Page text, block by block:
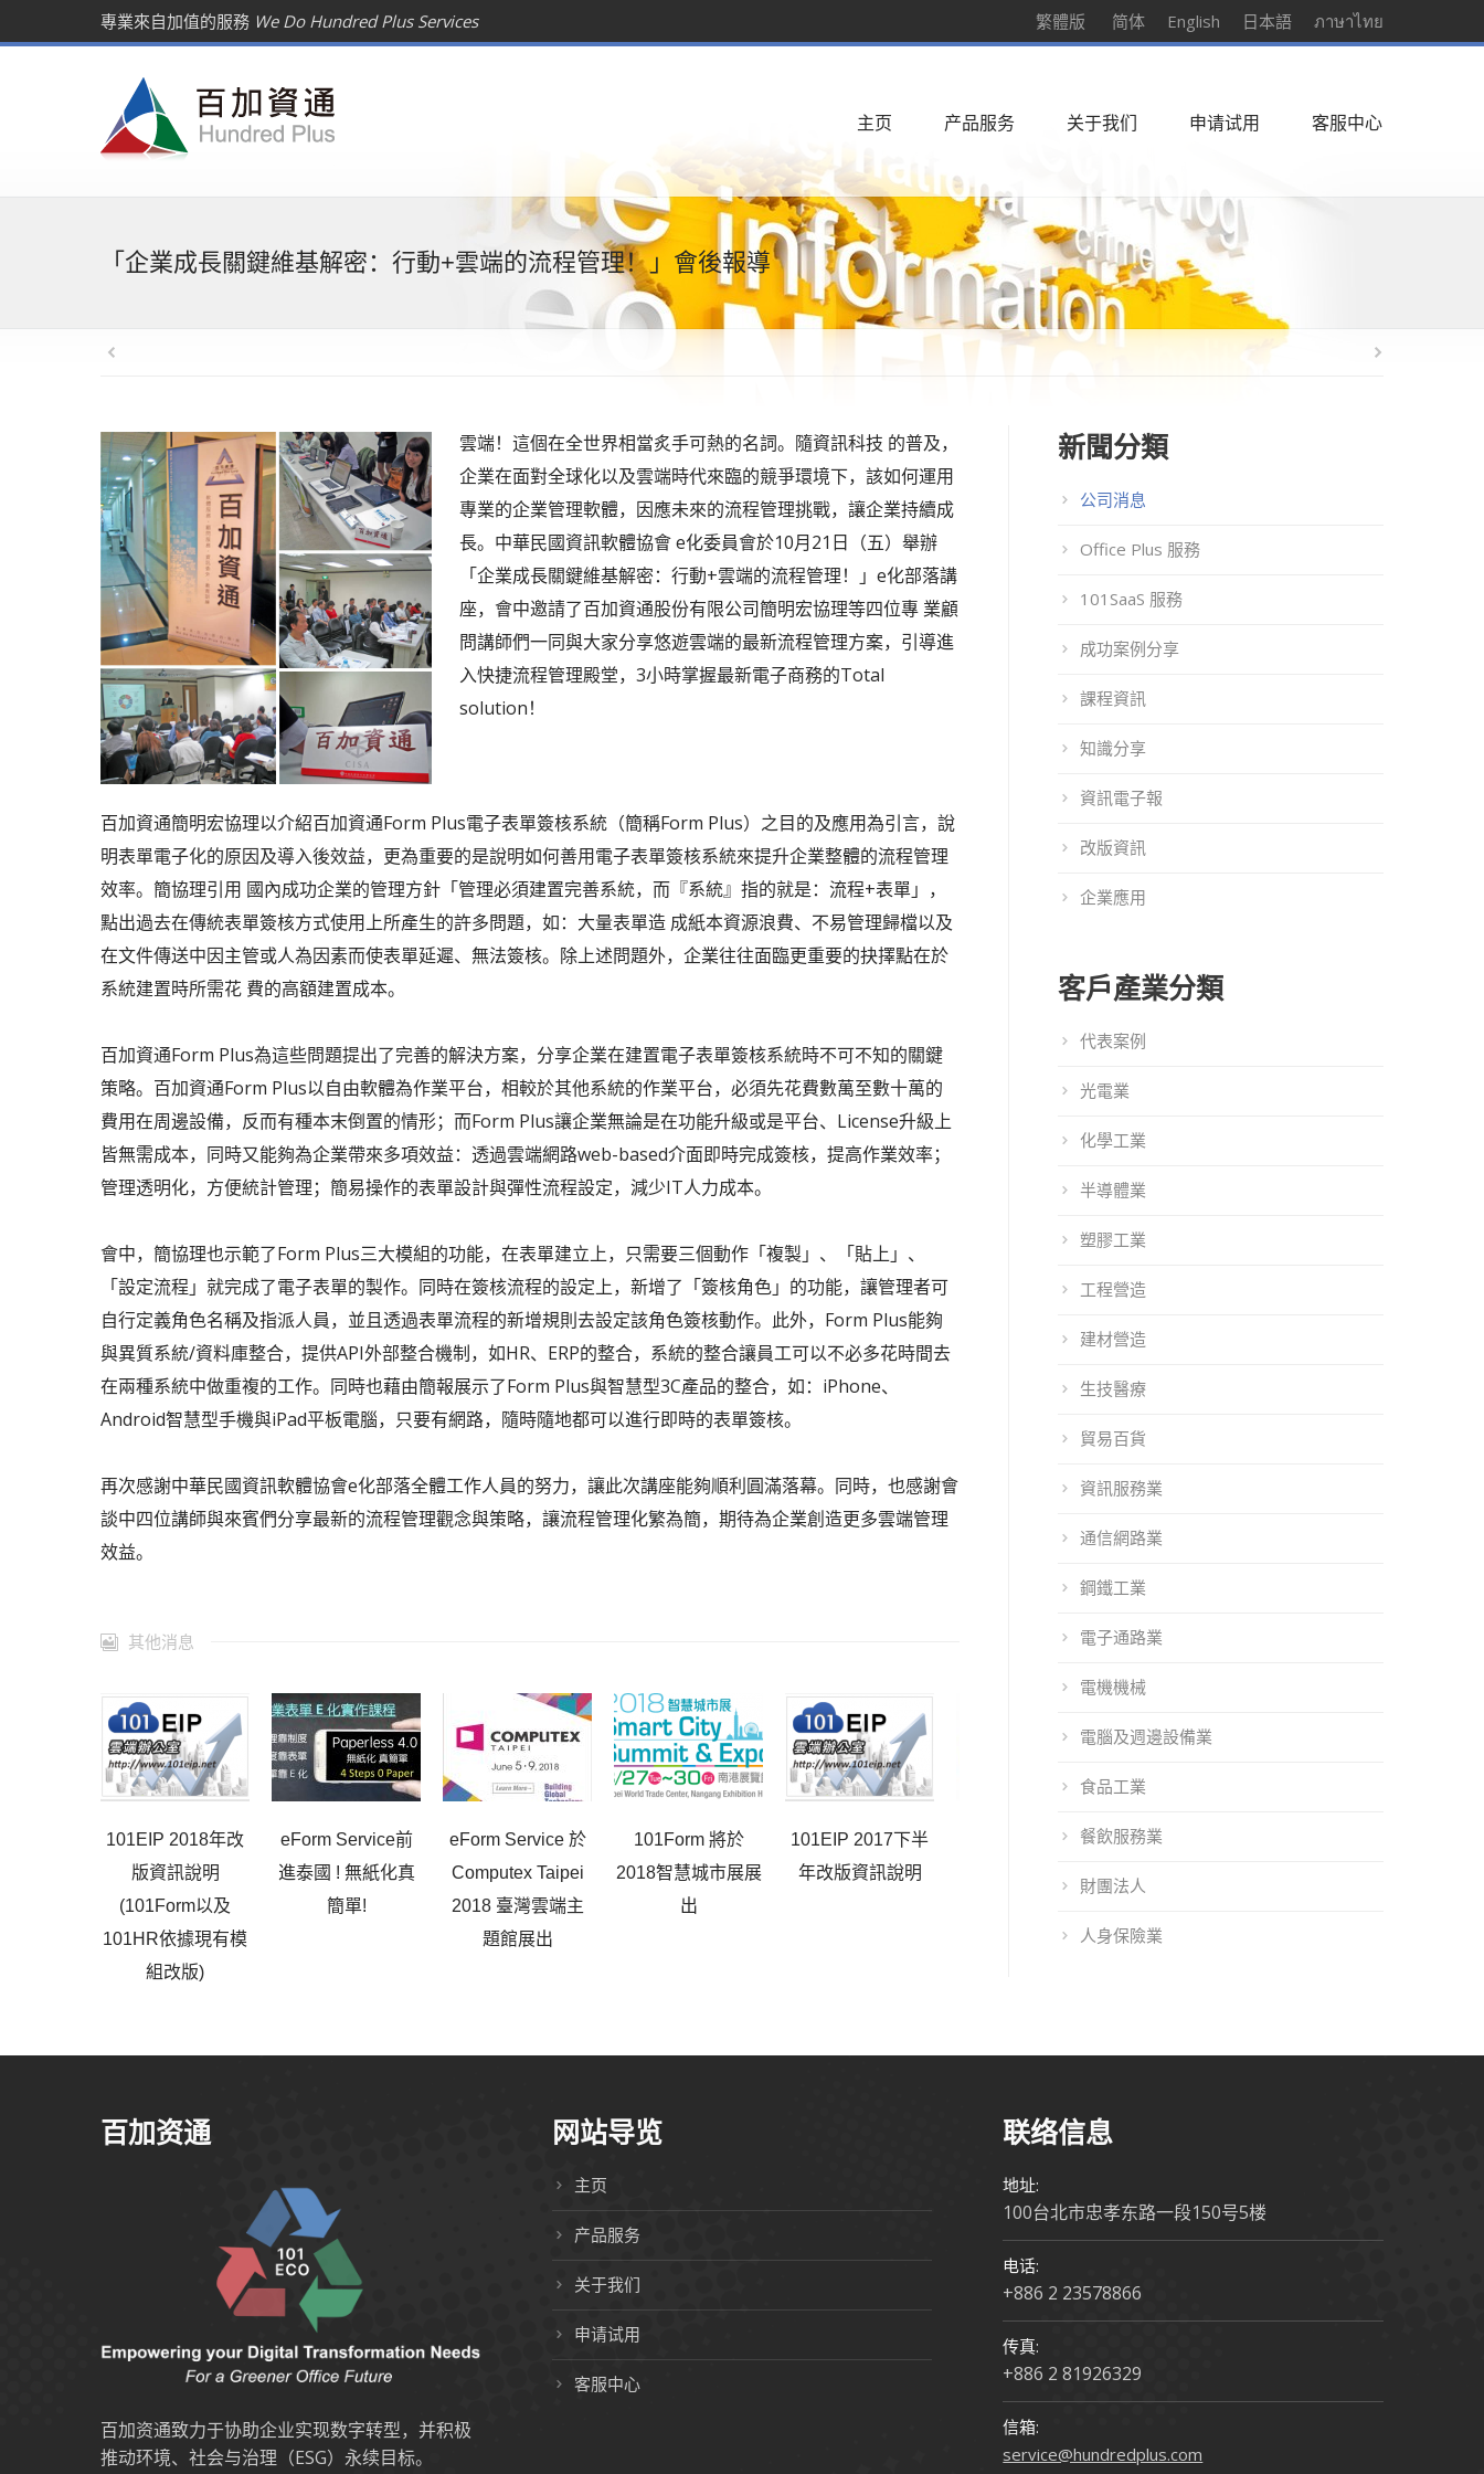
專業來自加值的服務 We Do Hundred Plus Services 繁體版 简体 English 日本語 ภาษาไทย
主页 产品服务 关于我们 申请试用 客服中心
「企業成長關鍵維基解密：行動+雲端的流程管理！」會後報導
雲端！這個在全世界相當炙手可熱的名詞。隨資訊科技 的普及，
企業在面對全球化以及雲端時代來臨的競爭環境下，該如何運用
專業的企業管理軟體，因應未來的流程管理挑戰，讓企業持續成
長。中華民國資訊軟體協會 e化委員會於10月21日（五）舉辦
「企業成長關鍵維基解密：行動+雲端的流程管理！」e化部落講
座，會中邀請了百加資通股份有限公司簡明宏協理等四位專 業顧
問講師們一同與大家分享悠遊雲端的最新流程管理方案，引導進
入快捷流程管理殿堂，3小時掌握最新電子商務的Total
solution！
百加資通簡明宏協理以介紹百加資通Form Plus電子表單簽核系統（簡稱Form Plus）之目的及應用為引言，說
明表單電子化的原因及導入後效益，更為重要的是說明如何善用電子表單簽核系統來提升企業整體的流程管理
效率。簡協理引用 國內成功企業的管理方針「管理必須建置完善系統，而『系統』指的就是：流程+表單」，
點出過去在傳統表單簽核方式使用上所產生的許多問題，如：大量表單造 成紙本資源浪費、不易管理歸檔以及
在文件傳送中因主管或人為因素而使表單延遲、無法簽核。除上述問題外，企業往往面臨更重要的抉擇點在於
系統建置時所需花 費的高額建置成本。
百加資通Form Plus為這些問題提出了完善的解決方案，分享企業在建置電子表單簽核系統時不可不知的關鍵
策略。百加資通Form Plus以自由軟體為作業平台，相較於其他系統的作業平台，必須先花費數萬至數十萬的
費用在周邊設備，反而有種本末倒置的情形；而Form Plus讓企業無論是在功能升級或是平台、License升級上
皆無需成本，同時又能夠為企業帶來多項效益：透過雲端網路web-based介面即時完成簽核，提高作業效率；
管理透明化，方便統計管理；簡易操作的表單設計與彈性流程設定，減少IT人力成本。
會中，簡協理也示範了Form Plus三大模組的功能，在表單建立上，只需要三個動作「複製」、「貼上」、
「設定流程」就完成了電子表單的製作。同時在簽核流程的設定上，新增了「簽核角色」的功能，讓管理者可
自行定義角色名稱及指派人員，並且透過表單流程的新增規則去設定該角色簽核動作。此外，Form Plus能夠
與異質系統/資料庫整合，提供API外部整合機制，如HR、ERP的整合，系統的整合讓員工可以不必多花時間去
在兩種系統中做重複的工作。同時也藉由簡報展示了Form Plus與智慧型3C產品的整合，如：iPhone、
Android智慧型手機與iPad平板電腦，只要有網路，隨時隨地都可以進行即時的表單簽核。
再次感謝中華民國資訊軟體協會e化部落全體工作人員的努力，讓此次講座能夠順利圓滿落幕。同時，也感謝會
談中四位講師與來賓們分享最新的流程管理觀念與策略，讓流程管理化繁為簡，期待為企業創造更多雲端管理
效益。
其他消息
101EIP 2018年改
版資訊說明
(101Form以及
101HR依據現有模
組改版)
eForm Service前
進泰國 ! 無紙化真
簡單!
eForm Service 於
Computex Taipei
2018 臺灣雲端主
題館展出
101Form 將於
2018智慧城市展展
出
101EIP 2017下半
年改版資訊說明
eForm Service將
101EIP 2017上半
新聞分類
公司消息
Office Plus 服務
101SaaS 服務
成功案例分享
課程資訊
知識分享
資訊電子報
改版資訊
企業應用
客戶產業分類
代表案例
光電業
化學工業
半導體業
塑膠工業
工程營造
建材營造
生技醫療
貿易百貨
資訊服務業
通信網路業
鋼鐵工業
電子通路業
電機機械
電腦及週邊設備業
食品工業
餐飲服務業
財團法人
人身保險業
百加资通
百加资通致力于协助企业实现数字转型，并积极
推动环境、社会与治理（ESG）永续目标。
网站导览
主页
产品服务
关于我们
申请试用
客服中心
联络信息
地址:
100台北市忠孝东路一段150号5楼
电话:
+886 2 23578866
传真:
+886 2 81926329
信箱:
service@hundredplus.com